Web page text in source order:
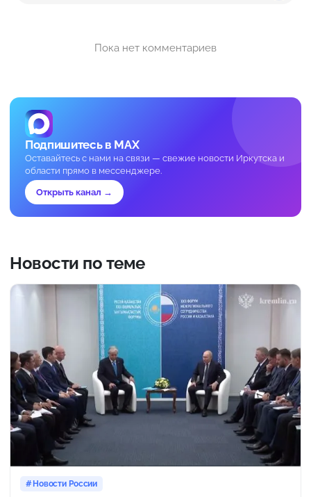
Пока нет комментариев
Подпишитесь в MAX
Оставайтесь с нами на связи — свежие новости Иркутска и
области прямо в мессенджере.
Открыть канал →
Новости по теме
Новости России